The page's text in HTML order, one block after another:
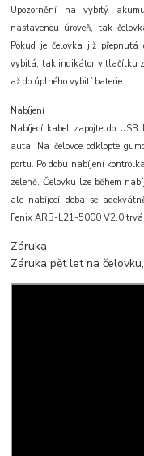
Upozornění na vybitý
nastavenou úroveň, tak
Pokud je čelovka již
vybitá, tak indikátor v tlačítku
až do úplného vybití baterie.
Nabíjení
Nabíjecí kabel zapojte do USB
auta. Na čelovce odklopte
portu. Po dobu nabíjení
zeleně. Čelovku lze během
ale nabíjecí doba se
Fenix ARB-L21-5000 V2.0
Záruka
Záruka pět let na